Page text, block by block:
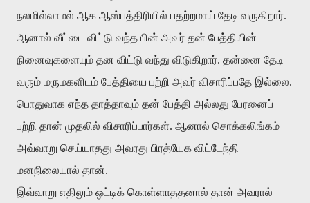
நலமில்லாமல் ஆக ஆஸ்பத்திரியில் பதற்றமாய் தேடி வருகிறார்.
ஆனால் வீட்டை விட்டு வந்த பின் அவர் தன் பேத்தியின்
நினைவுகளையும் தன விட்டு வந்து விடுகிறார். தன்னை தேடி
வரும் மருமகளிடம் பேத்தியை பற்றி அவர் விசாரிப்பதே இல்லை.
பொதுவாக எந்த தாத்தாவும் தன் பேத்தி அல்லது பேரனைப்
பற்றி தான் முதலில் விசாரிப்பார்கள். ஆனால் சொக்கலிங்கம்
அவ்வாறு செய்யாதது அவரது பிரத்யேக விட்டேந்தி
மனநிலையால் தான்.
இவ்வாறு எதிலும் ஒட்டிக் கொள்ளாததனால் தான் அவரால்